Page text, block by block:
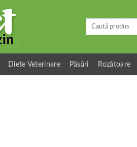
Caută
Diete Veterinare Păsări Rozătoare